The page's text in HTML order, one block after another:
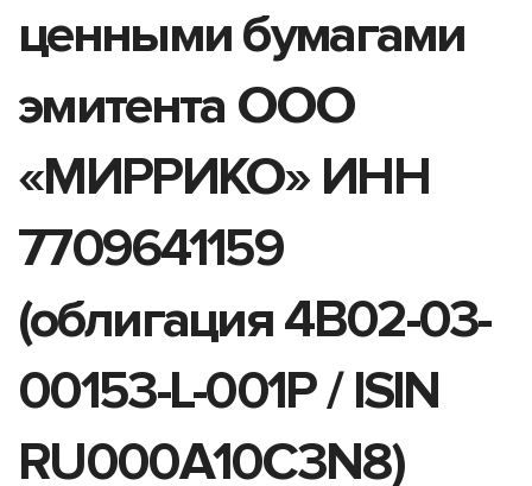
ценными бумагами
эмитента ООО
«МИРРИКО» ИНН
7709641159
(облигация 4B02-03-
00153-L-001P / ISIN
RU000A10C3N8)